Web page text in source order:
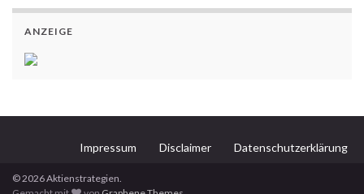
ANZEIGE
Impressum Disclaimer Datenschutzerklärung
© 2026 Aktienstrategien.